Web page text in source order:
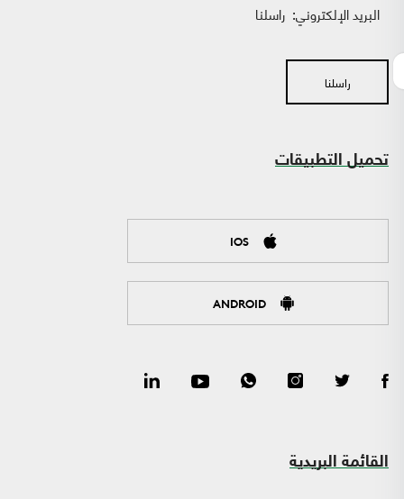
البريد الإلكتروني: راسلنا
راسلنا
تحميل التطبيقات
IOS
ANDROID
القائمة البريدية